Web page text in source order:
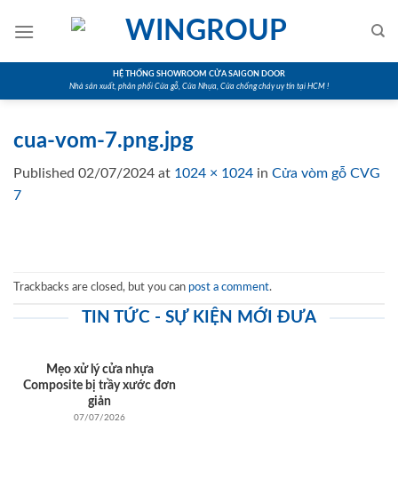
HỆ THỐNG SHOWROOM CỬA SAIGON DOOR
Nhà sản xuất, phân phối Cửa gỗ, Cửa Nhựa, Cửa chống cháy uy tín tại HCM !
cua-vom-7.png.jpg
Published 02/07/2024 at 1024 × 1024 in Cửa vòm gỗ CVG
7
Trackbacks are closed, but you can post a comment.
TIN TỨC - SỰ KIỆN MỚI ĐƯA
Mẹo xử lý cửa nhựa
Composite bị trầy xước đơn
giản
07/07/2026